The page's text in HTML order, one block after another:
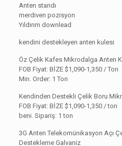
Anten standı
merdiven pozisyon
Yıldırım downlead
kendini destekleyen anten kulesi
Öz Çelik Kafes Mikrodalga Anten
FOB Fiyat: BİZE $1,090-1,350 / Ton
Min. Order: 1 Ton
Kendinden Destekli Çelik Boru
FOB Fiyat: BİZE $1,090-1,350 / ton
beni. Sipariş: 1 ton
3G Anten Telekomünikasyon Açı
Destekleme Galvaniz